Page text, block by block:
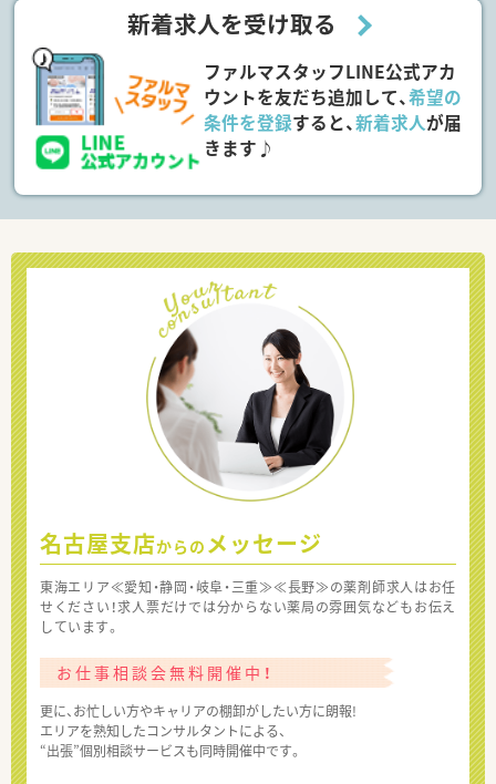
新着求人を受け取る
ファルマスタッフLINE公式アカ
ウントを友だち追加して、希望の
条件を登録すると、新着求人が届
きます♪
名古屋支店からの メッセージ
東海エリア≪愛知・静岡・岐阜・三重≫≪長野≫の薬剤師求人はお任
せください！求人票だけでは分からない薬局の雰囲気などもお伝え
しています。
お仕事相談会無料開催中！
更に、お忙しい方やキャリアの棚卸がしたい方に朗報!
エリアを熟知したコンサルタントによる、
“出張”個別相談サービスも同時開催中です。